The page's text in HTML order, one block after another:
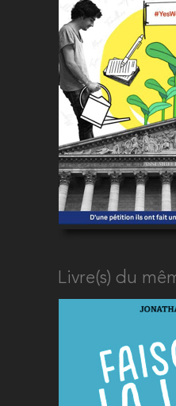
Livre(s) du